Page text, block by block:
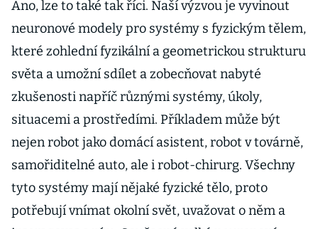
Ano, lze to také tak říci. Naší výzvou je vyvinout
neuronové modely pro systémy s fyzickým tělem,
které zohlední fyzikální a geometrickou strukturu
světa a umožní sdílet a zobecňovat nabyté
zkušenosti napříč různými systémy, úkoly,
situacemi a prostředími. Příkladem může být
nejen robot jako domácí asistent, robot v továrně,
samořiditelné auto, ale i robot-chirurg. Všechny
tyto systémy mají nějaké fyzické tělo, proto
potřebují vnímat okolní svět, uvažovat o něm a